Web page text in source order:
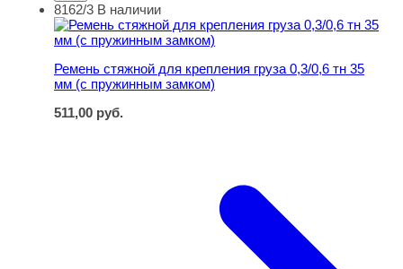
Ремень стяжной для крепления груза 0,3/0,6 тн 35 мм
8162/3 В наличии
Ремень стяжной для крепления груза 0,3/0,6 тн 35
мм (с пружинным замком)
511,00 руб.